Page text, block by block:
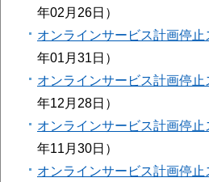
年02月26日
オンラインサービス計画停
年01月31日
オンラインサービス計画停
年12月28日
オンラインサービス計画停
年11月30日
オンラインサービス計画停